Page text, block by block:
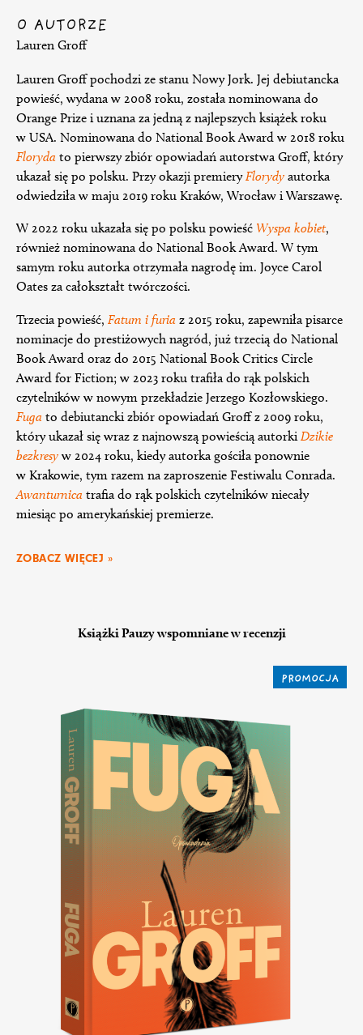
O AUTORZE
Lauren Groff
Lauren Groff pochodzi ze stanu Nowy Jork. Jej debiutancka
powieść, wydana w 2008 roku, została nominowana do
Orange Prize i uznana za jedną z najlepszych książek roku
w USA. Nominowana do National Book Award w 2018 roku
Floryda to pierwszy zbiór opowiadań autorstwa Groff, który
ukazał się po polsku. Przy okazji premieryFlorydy autorka
odwiedziła w maju 2019 roku Kraków, Wrocław i Warszawę.
W 2022 roku ukazała się po polsku powieść Wyspa kobiet,
również nominowana do National Book Award. W tym
samym roku autorka otrzymała nagrodę im. Joyce Carol
Oates za całokształt twórczości.
Trzecia powieść, Fatum i furia z 2015 roku, zapewniła pisarce
nominacje do prestiżowych nagród, już trzecią do National
Book Award oraz do 2015 National Book Critics Circle
Award for Fiction; w 2023 roku trafiła do rąk polskich
czytelników w nowym przekładzie Jerzego Kozłowskiego.
Fuga to debiutancki zbiór opowiadań Groff z 2009 roku,
który ukazał się wraz z najnowszą powieścią autorki Dzikie
bezkresy w 2024 roku, kiedy autorka gościła ponownie
w Krakowie, tym razem na zaproszenie Festiwalu Conrada.
Awanturnica trafia do rąk polskich czytelników niecały
miesiąc po amerykańskiej premierze.
ZOBACZ WIĘCEJ »
Książki Pauzy wspomniane w recenzji
PROMOCJA